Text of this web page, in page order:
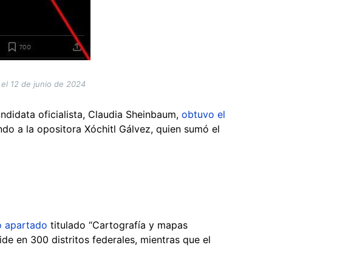
12 de junio de 2024
oficialista, Claudia Sheinbaum, obtuvo el
a la opositora Xóchitl Gálvez, quien sumó el
apartado titulado “Cartografía y mapas
en 300 distritos federales, mientras que el